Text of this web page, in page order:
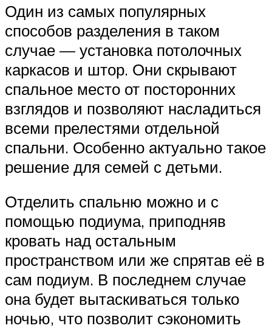
Один из самых популярных
способов разделения в таком
случае — установка потолочных
каркасов и штор. Они скрывают
спальное место от посторонних
взглядов и позволяют насладиться
всеми прелестями отдельной
спальни. Особенно актуально такое
решение для семей с детьми.
Отделить спальню можно и с
помощью подиума, приподняв
кровать над остальным
пространством или же спрятав её в
сам подиум. В последнем случае
она будет вытаскиваться только
ночью, что позволит сэкономить